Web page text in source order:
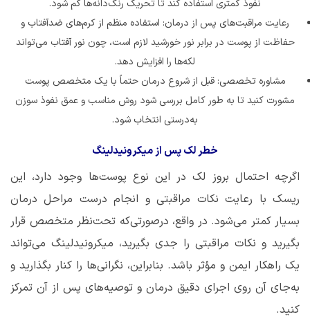
نفوذ کمتری استفاده کند تا تحریک رنگ‌دانه‌ها کم شود.
رعایت مراقبت‌های پس از درمان: استفاده منظم از کرم‌های ضدآفتاب و
حفاظت از پوست در برابر نور خورشید لازم است، چون نور آفتاب می‌تواند
لکه‌ها را افزایش دهد.
مشاوره تخصصی: قبل از شروع درمان حتماً با یک متخصص پوست
مشورت کنید تا به طور کامل بررسی شود روش مناسب و عمق نفوذ سوزن
به‌درستی انتخاب شود.
خطر لک پس از میکرونیدلینگ
اگرچه احتمال بروز لک در این نوع پوست‌ها وجود دارد، این
ریسک با رعایت نکات مراقبتی و انجام درست مراحل درمان
بسیار کمتر می‌شود. در واقع، درصورتی‌که تحت‌نظر متخصص قرار
بگیرید و نکات مراقبتی را جدی بگیرید، میکرونیدلینگ می‌تواند
یک راهکار ایمن و مؤثر باشد. بنابراین، نگرانی‌ها را کنار بگذارید و
به‌جای آن روی اجرای دقیق درمان و توصیه‌های پس از آن تمرکز
کنید.